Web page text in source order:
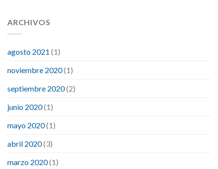
ARCHIVOS
agosto 2021 (1)
noviembre 2020(1)
septiembre 2020(2)
junio 2020(1)
mayo 2020(1)
abril 2020(3)
marzo 2020(1)